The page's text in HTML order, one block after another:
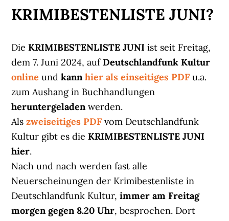
KRIMIBESTENLISTE JUNI?
DieKRIMIBESTENLISTE JUNI ist seit Freitag,
dem 7. Juni 2024, aufDeutschlandfunk Kultur
online undkannhier als einseitiges PDF u.a.
zum Aushang in Buchhandlungen
heruntergeladenwerden.
Alszweiseitiges PDF vom Deutschlandfunk
Kultur gibt es dieKRIMIBESTENLISTE JUNI
hier.
Nach und nach werden fast alle
Neuerscheinungen der Krimibestenliste in
Deutschlandfunk Kultur,immer am Freitag
morgen gegen 8.20 Uhr, besprochen. Dort